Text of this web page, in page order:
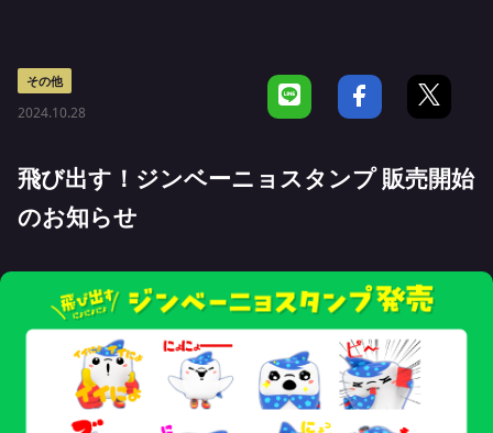
その他
2024.10.28
飛び出す！ジンベーニョスタンプ 販売開始
のお知らせ